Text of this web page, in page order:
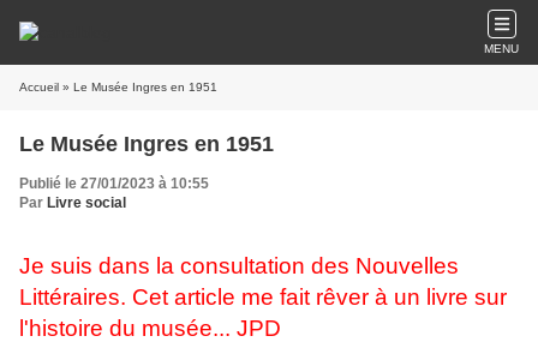
MENU
Accueil » Le Musée Ingres en 1951
Le Musée Ingres en 1951
Publié le 27/01/2023 à 10:55
Par Livre social
Je suis dans la consultation des Nouvelles
Littéraires. Cet article me fait rêver à un livre sur
l'histoire du musée... JPD